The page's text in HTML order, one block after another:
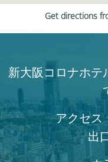
Get directions
新大阪コロナホテ
アクセ
出